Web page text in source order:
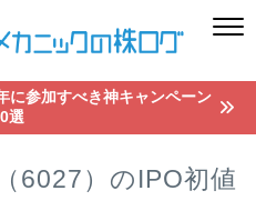
に参加すべき神キャンペーン
選
6027）のIPO初値